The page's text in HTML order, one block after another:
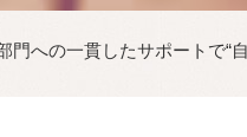
門への一貫したサポートで“